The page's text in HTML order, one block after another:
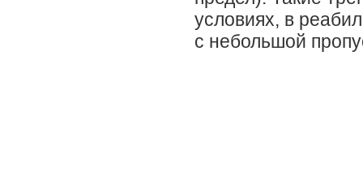
условиях, в
с небольшой